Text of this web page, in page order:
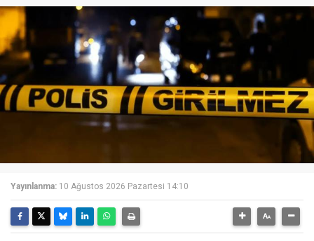
Yayınlanma: 10 Ağustos 2026 Pazartesi 14:10